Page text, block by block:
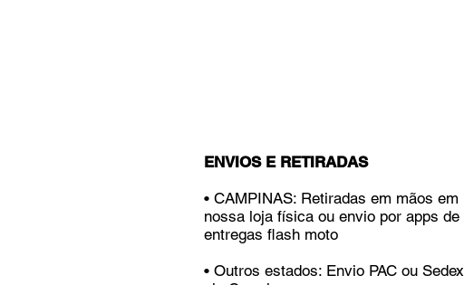
ENVIOS E RETIRADAS
• CAMPINAS: Retiradas em mãos em
nossa loja física ou envio por apps de
entregas flash moto
• Outros estados: Envio PAC ou Sedex